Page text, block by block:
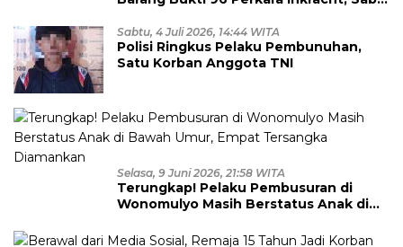
Dimusnahkan
Sabtu, 4 Juli 2026, 14:44 WITA
Polisi Ringkus Pelaku Pembunuhan,
Satu Korban Anggota TNI
Selasa, 9 Juni 2026, 21:58 WITA
Terungkap! Pelaku Pembusuran di
Wonomulyo Masih Berstatus Anak di
Diamankan